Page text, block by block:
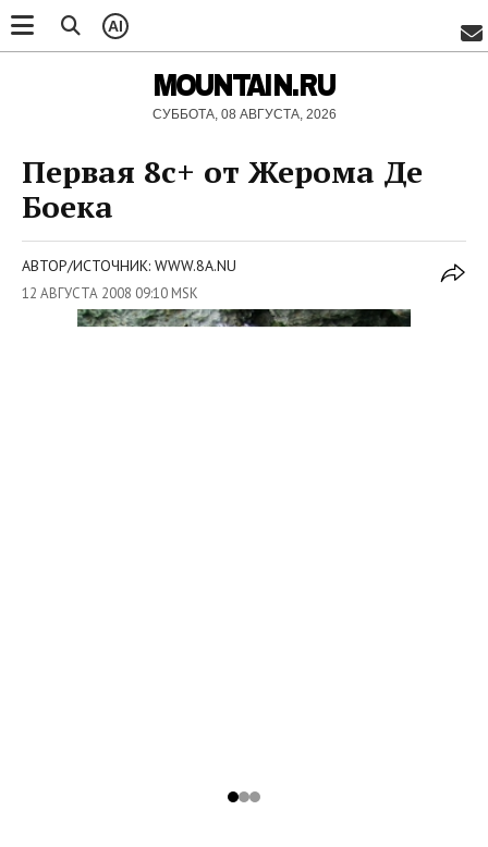
AI
MOUNTAIN.RU
СУББОТА, 08 АВГУСТА, 2026
Первая 8с+ от Жерома Де
Боека
АВТОР/ИСТОЧНИК: WWW.8A.NU
12 АВГУСТА 2008 09:10 MSK